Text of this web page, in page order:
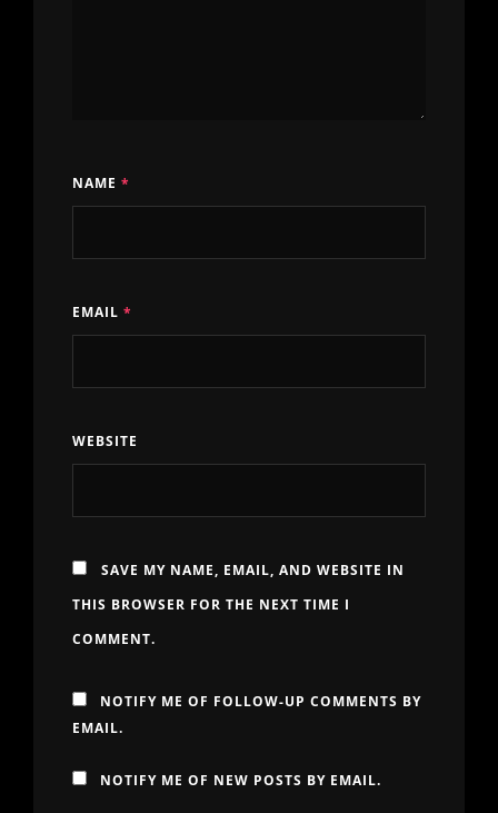
NAME *
EMAIL *
WEBSITE
SAVE MY NAME, EMAIL, AND WEBSITE IN
THIS BROWSER FOR THE NEXT TIME I
COMMENT.
NOTIFY ME OF FOLLOW-UP COMMENTS BY
EMAIL.
NOTIFY ME OF NEW POSTS BY EMAIL.